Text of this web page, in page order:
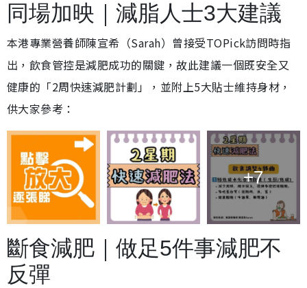
同場加映｜減脂人士3大建議
本港專業營養師陳宣希（Sarah）曾接受TOPick訪問時指
出，飲食管控是減肥成功的關鍵，故此建議一個既安全又
健康的「2周快速減肥計劃」，並附上5大貼士維持身材，
供大家參考：
+7
斷食減肥｜做足5件事減肥不
反彈